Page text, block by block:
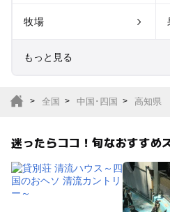
牧場
もっと見る
サファリパーク
全国 中国･四国 高知県
迷ったらココ！旬なおすすめ